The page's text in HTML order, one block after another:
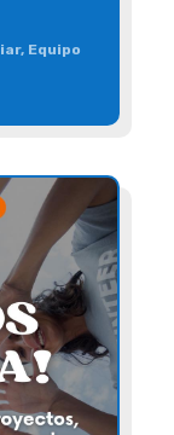
, Equipo